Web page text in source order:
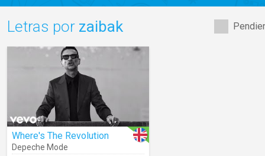
Letras por zaibak
Where's The Revolution
Depeche Mode